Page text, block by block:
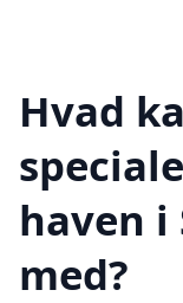
Hvad
haven
med?